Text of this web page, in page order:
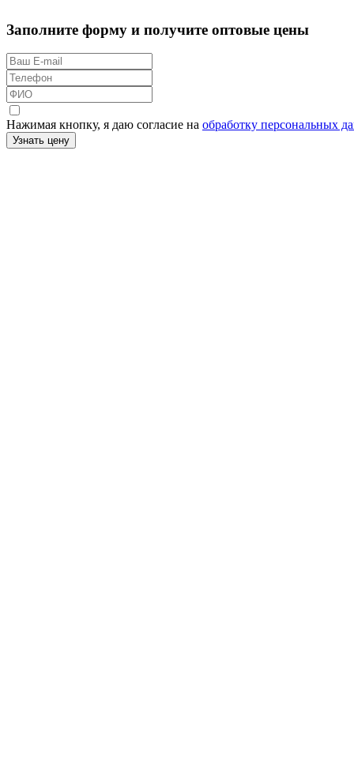
Заполните форму и получите оптовые цены
Нажимая кнопку, я даю согласие на обработку персональных
Узнать цену